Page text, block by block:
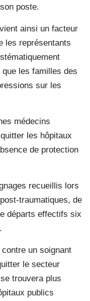
poste.
ainsi un facteur
les représentants
les familles des
sur les
médecins
les hôpitaux
de protection
recueillis lors
traumatiques, de
départs effectifs six
un soignant
le secteur
trouvera plus
publics